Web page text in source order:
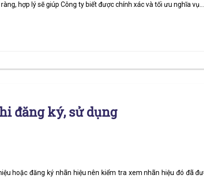
hợp lý sẽ giúp Công ty biết được chính xác và tối ưu nghĩa vụ…
đăng ký, sử dụng
hoặc đăng ký nhãn hiệu nên kiểm tra xem nhãn hiệu đó đã